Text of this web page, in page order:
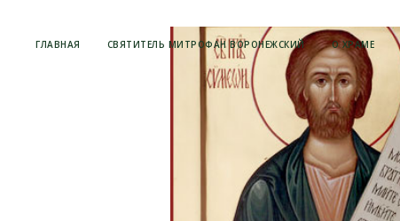
ГЛАВНАЯ СВЯТИТЕЛЬ МИТРОФАН ВОРОНЕЖСКИЙ О ХРАМЕ